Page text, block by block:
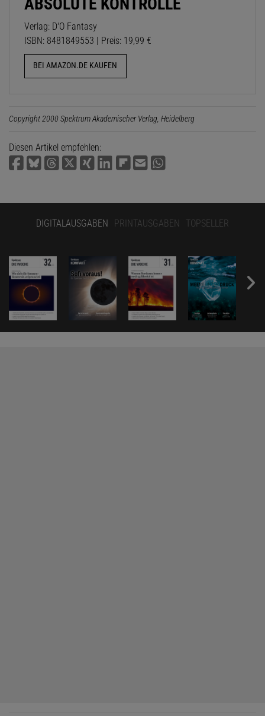
Verlag: D'O Fantasy
ISBN: 8481849553 | Preis: 19,99 €
BEI AMAZON.DE KAUFEN
Copyright 2000 Spektrum Akademischer Verlag, Heidelberg
Diesen Artikel empfehlen:
DIGITALAUSGABEN PRINTAUSGABEN TOPSELLER